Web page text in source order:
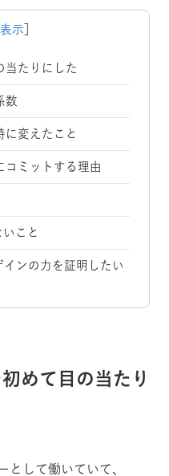
示
当たりにした
数
に変えたこと
コミットする理由
こと
インの力を証明したい
めて目の当たり
として働いていて、